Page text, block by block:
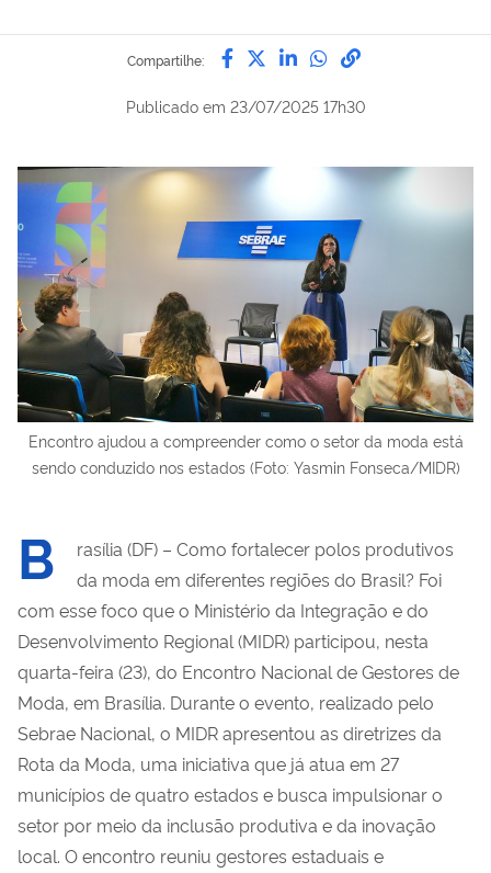
Compartilhe: Compartilhe por Facebook
Compartilhe por Twitter
Compartilhe por
Compartilhe
link para
Publicado em 23/07/2025 17h30
Encontro ajudou a compreender como o setor da moda está
sendo conduzido nos estados (Foto: Yasmin Fonseca/MIDR)
B
rasília (DF) – Como fortalecer polos produtivos
da moda em diferentes regiões do Brasil? Foi
com esse foco que o Ministério da Integração e do
Desenvolvimento Regional (MIDR) participou, nesta
quarta-feira (23), do Encontro Nacional de Gestores de
Moda, em Brasília. Durante o evento, realizado pelo
Sebrae Nacional, o MIDR apresentou as diretrizes da
Rota da Moda, uma iniciativa que já atua em 27
municípios de quatro estados e busca impulsionar o
setor por meio da inclusão produtiva e da inovação
local. O encontro reuniu gestores estaduais e